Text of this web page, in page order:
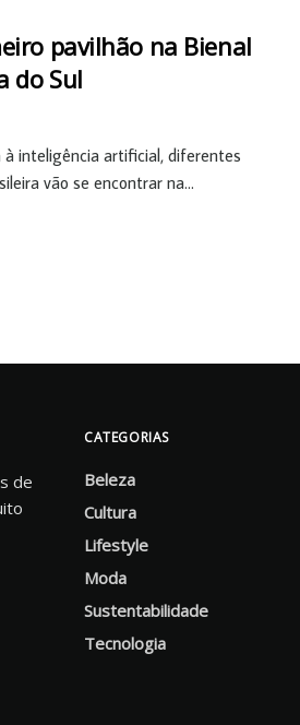
pavilhão na Bienal
do Sul
à inteligência artificial, diferentes
vão se encontrar na...
de
CATEGORIAS
Beleza
Cultura
Lifestyle
Moda
Sustentabilidade
Tecnologia